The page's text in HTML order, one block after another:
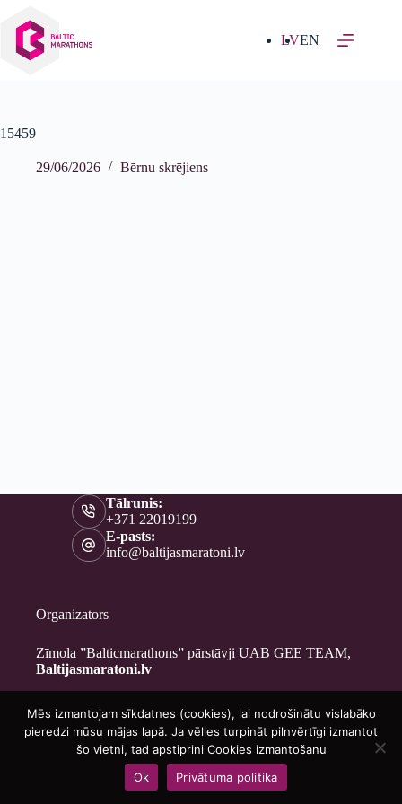
saturu
LVEN
15459
29/06/2026 Bērnu skrējiens
Tālrunis:
+371 22019199
E-pasts:
info@baltijasmaratoni.lv
Organizators
Zīmola ”Balticmarathons” pārstāvji UAB GEE TEAM,
Baltijasmaratoni.lv
Kontakti
Par mums
Brīvprātīgajiem
Privātuma politika
Copyright © 2026 - Baltijasmaratoni.lv
Mēs izmantojam sīkdatnes (cookies), lai nodrošinātu vislabāko
pieredzi mūsu mājas lapā. Ja vēlies turpināt pilnvērtīgi izmantot
šo vietni, tad apstiprini Cookies izmantošanu
Ok
Privātuma politika